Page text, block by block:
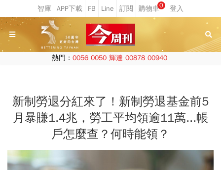
0
熱門： 0056 0050 輝達 00878 00940
新制勞退分紅來了！新制勞退基金前5
月暴賺1.4兆，勞工平均領逾11萬...帳
戶怎麼查？何時能領？